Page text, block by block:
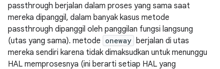
passthrough berjalan dalam proses yang sama saat
mereka dipanggil, dalam banyak kasus metode
passthrough dipanggil oleh panggilan fungsi langsung
(utas yang sama). metode oneway berjalan di utas
mereka sendiri karena tidak dimaksudkan untuk menunggu
HAL memprosesnya (ini berarti setiap HAL yang